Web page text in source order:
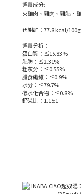
營養成分:
火雞肉、雞⾁、雞脂、
代謝能：77.8 kcal/100g
營養分析：
蛋白質：≤15.83%
脂肪：≤2.31%
粗灰分：≤0.55%
膳食纖維：≤0.9%
水分：≤79.7%
碳水化合物：≤0.8%
鈣磷比：1.15:1